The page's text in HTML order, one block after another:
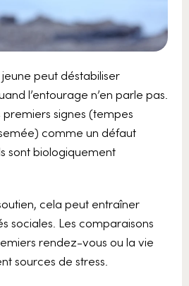
peut déstabiliser
l’entourage n’en parle pas.
signes (tempes
comme un défaut
sont biologiquement
cela peut entraîner
sociales. Les comparaisons
rendez-vous ou la vie
sources de stress.